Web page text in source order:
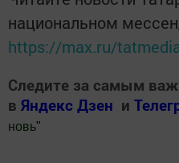
национальном
https://max.ru/
Следите за самым
в Яндекс Дзен и
новь"